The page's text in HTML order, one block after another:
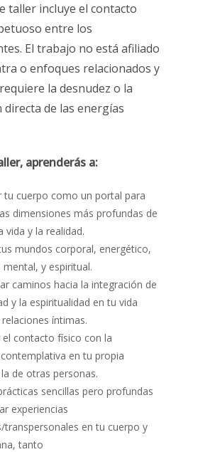
taller incluye el contacto
entre los
El trabajo no está afiliado
o enfoques relacionados y
la desnudez o la
directa de las energías
aprenderás a:
tu cuerpo como un portal para
dimensiones más profundas de
vida y la realidad.
mundos corporal, energético,
y espiritual.
caminos hacia la integración de
y la espiritualidad en tu vida
íntimas.
el contacto físico con la
en tu propia
de otras personas.
sencillas pero profundas
experiencias
transpersonales en tu cuerpo y
tanto